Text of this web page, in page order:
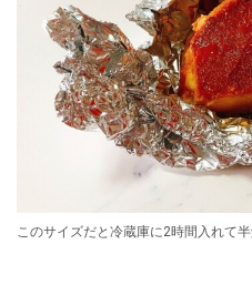
このサイズだと冷蔵庫に2時間入れて